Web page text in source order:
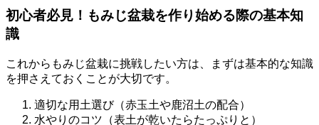
初心者必見！もみじ盆栽を作り始める際の基本知
識
これからもみじ盆栽に挑戦したい方は、まずは基本的な知識
を押さえておくことが大切です。
適切な用土選び（赤玉土や鹿沼土の配合）
水やりのコツ（表土が乾いたらたっぷりと）